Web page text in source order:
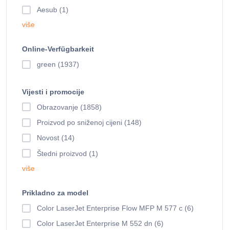
Aesub (1)
više
Online-Verfügbarkeit
green (1937)
Vijesti i promocije
Obrazovanje (1858)
Proizvod po sniženoj cijeni (148)
Novost (14)
Štedni proizvod (1)
više
Prikladno za model
Color LaserJet Enterprise Flow MFP M 577 c (6)
Color LaserJet Enterprise M 552 dn (6)